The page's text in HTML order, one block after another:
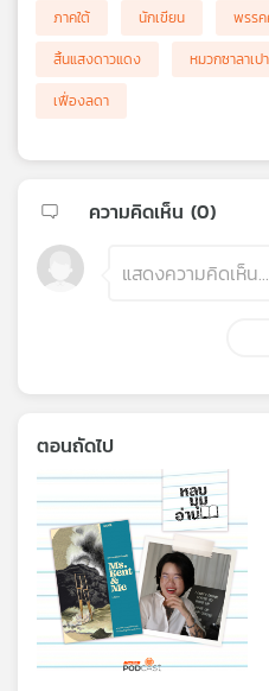
ภาคใต้
นักเขียน พรร
สิ้นแสงดาวแดง
หมวกซาลาเปา
เฟื่องลดา
ความคิดเห็น (0)
ตอนถัดไป